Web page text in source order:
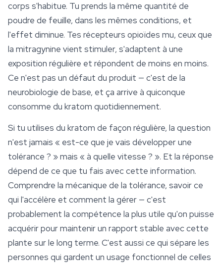
corps s'habitue. Tu prends la même quantité de
poudre de feuille, dans les mêmes conditions, et
l'effet diminue. Tes récepteurs opioïdes mu, ceux que
la mitragynine vient stimuler, s'adaptent à une
exposition régulière et répondent de moins en moins.
Ce n'est pas un défaut du produit — c'est de la
neurobiologie de base, et ça arrive à quiconque
consomme du kratom quotidiennement.
Si tu utilises du kratom de façon régulière, la question
n'est jamais « est-ce que je vais développer une
tolérance ? » mais « à quelle vitesse ? ». Et la réponse
dépend de ce que tu fais avec cette information.
Comprendre la mécanique de la tolérance, savoir ce
qui l'accélère et comment la gérer — c'est
probablement la compétence la plus utile qu'on puisse
acquérir pour maintenir un rapport stable avec cette
plante sur le long terme. C'est aussi ce qui sépare les
personnes qui gardent un usage fonctionnel de celles